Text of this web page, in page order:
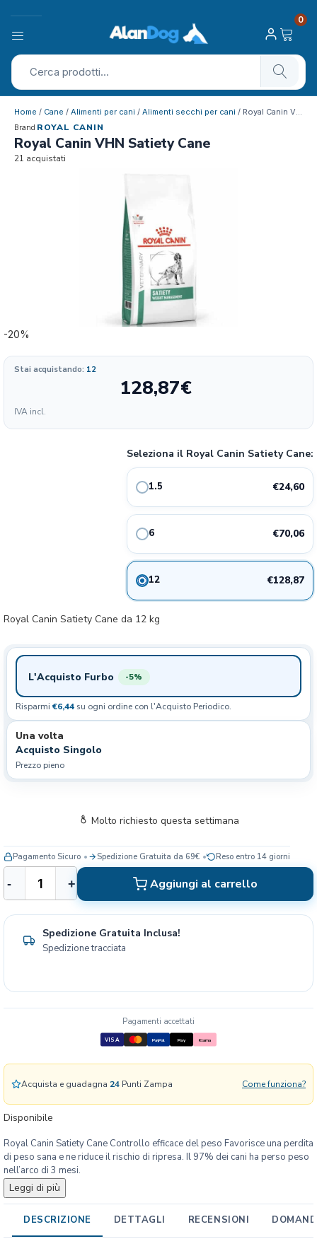
0
Home / Cane / Alimenti per cani / Alimenti secchi per cani / Royal Canin VHN Satiety Cane
Brand ROYAL CANIN
Royal Canin VHN Satiety Cane
21 acquistati
-20%
Disponibile
Royal Canin Satiety Cane Controllo efficace del peso Favorisce una perdita
di peso sana e ne riduce il rischio di ripresa. Il 97% dei cani ha perso peso
nell’arco di 3 mesi.
Leggi di più
Stai acquistando: 12
128,87€
IVA incl.
Seleziona il Royal Canin Satiety Cane:
1.5 €24,60
6 €70,06
12 €128,87
1.5 kg 20% 24.6€
11.68
€/KG
10.74
€/KG
Royal Canin Satiety Cane da 12 kg
L'Acquisto Furbo -5%
Risparmi €6,44 su ogni ordine con l'Acquisto Periodico.
Una volta
Acquisto Singolo
Prezzo pieno
o
y
C
a
t
i
t
y
C
a
n
- + Aggiungi al carrello
Molto richiesto questa settimana
Pagamento Sicuro Spedizione Gratuita da 69€ Reso entro 14 giorni
Spedizione Gratuita Inclusa!
Spedizione tracciata
Acquista e guadagna 24 Punti Zampa Come funziona?
Pagamenti accettati
VISA PayPal Pay Klarna
DESCRIZIONE DETTAGLI RECENSIONI